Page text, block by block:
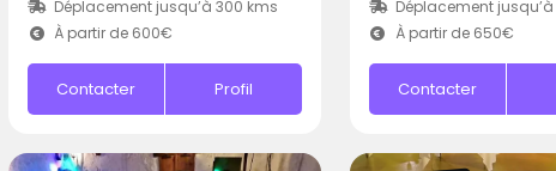
Déplacement jusqu’à 300 kms
À partir de 600€
Contacter Profil
Déplacement
À partir de 650€
Contacter